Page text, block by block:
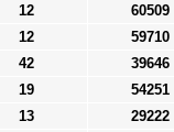
12 60509
12 59710
42 39646
19 54251
13 29222